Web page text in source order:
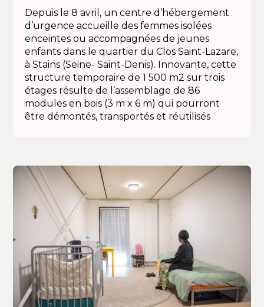
Depuis le 8 avril, un centre d’hébergement
d’urgence accueille des femmes isolées
enceintes ou accompagnées de jeunes
enfants dans le quartier du Clos Saint-Lazare,
à Stains (Seine- Saint-Denis). Innovante, cette
structure temporaire de 1 500 m2 sur trois
étages résulte de l’assemblage de 86
modules en bois (3 m x 6 m) qui pourront
être démontés, transportés et réutilisés